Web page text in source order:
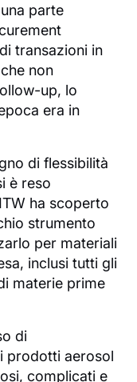
parte
transazioni in
non
up, lo
era in
di flessibilità
è reso
ha scoperto
strumento
per materiali
inclusi tutti gli
materie prime
di
prodotti aerosol
complicati e